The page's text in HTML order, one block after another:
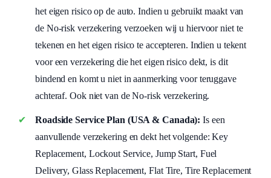
het eigen risico op de auto. Indien u gebruikt maakt van
de No-risk verzekering verzoeken wij u hiervoor niet te
tekenen en het eigen risico te accepteren. Indien u tekent
voor een verzekering die het eigen risico dekt, is dit
bindend en komt u niet in aanmerking voor teruggave
achteraf. Ook niet van de No-risk verzekering.
Roadside Service Plan (USA & Canada): Is een
aanvullende verzekering en dekt het volgende: Key
Replacement, Lockout Service, Jump Start, Fuel
Delivery, Glass Replacement, Flat Tire, Tire Replacement